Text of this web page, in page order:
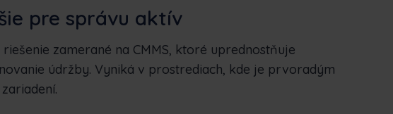
pre správu aktív
zamerané na CMMS, ktoré uprednostňuje
údržby. Vyniká v prostrediach, kde je prvoradým